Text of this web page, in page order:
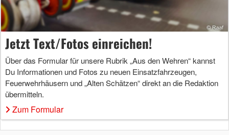
Jetzt Text/Fotos einreichen!
Über das Formular für unsere Rubrik „Aus den Wehren“ kannst
Du Informationen und Fotos zu neuen Einsatzfahrzeugen,
Feuerwehrhäusern und „Alten Schätzen“ direkt an die Redaktion
übermitteln.
Zum Formular